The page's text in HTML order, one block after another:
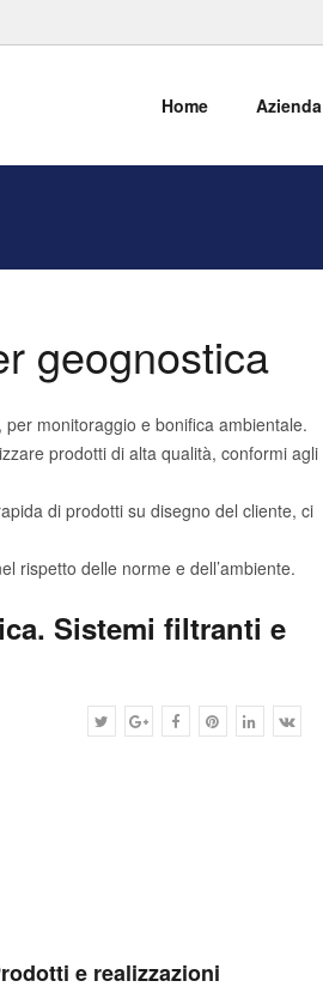
Home Azienda
geognostica
monitoraggio e bonifica ambientale.
prodotti di alta qualità, conformi agli
di prodotti su disegno del cliente, ci
rispetto delle norme e dell’ambiente.
Sistemi filtranti e
e realizzazioni